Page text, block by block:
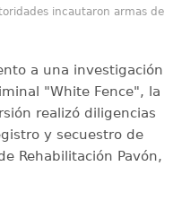
incautaron armas de
a una investigación
"White Fence", la
realizó diligencias
y secuestro de
Rehabilitación Pavón,